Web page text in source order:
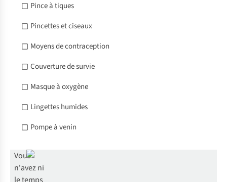
Pince à tiques
Pincettes et ciseaux
Moyens de contraception
Couverture de survie
Masque à oxygène
Lingettes humides
Pompe à venin
Vous
n'avez ni